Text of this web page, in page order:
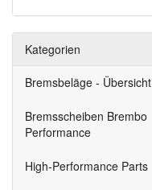
Kategorien
Bremsbeläge - Übersicht
Bremsscheiben Brembo
Performance
High-Performance Parts